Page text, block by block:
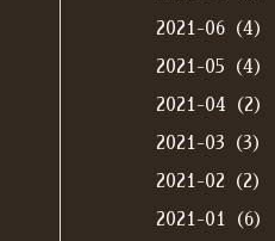
2021-06（4）
2021-05（4）
2021-04（2）
2021-03（3）
2021-02（2）
2021-01（6）